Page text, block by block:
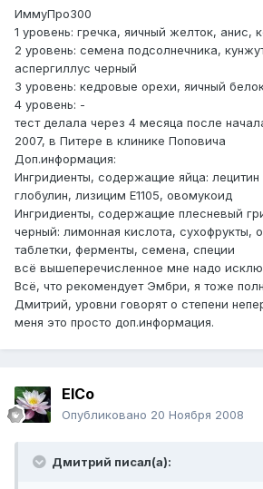
ИммуПро300
1 уровень: гречка, яичный желток, анис,
2 уровень: семена подсолнечника,
аспергиллус черный
3 уровень: кедровые орехи, яичный
4 уровень: -
тест делала через 4 месяца после
2007, в Питере в клинике Поповича
Доп.информация:
Ингридиенты, содержащие яйца:
глобулин, лизицим Е1105, овомукоид
Ингридиенты, содержащие плесневый
черный: лимонная кислота, сухофрукты,
таблетки, ферменты, семена, специи
всё вышеперечисленное мне надо
Всё, что рекомендует Эмбри, я тоже
Дмитрий, уровни говорят о степени
меня это просто доп.информация.
ElCo
Опубликовано 20 Ноября 2008
Дмитрий писал(а):